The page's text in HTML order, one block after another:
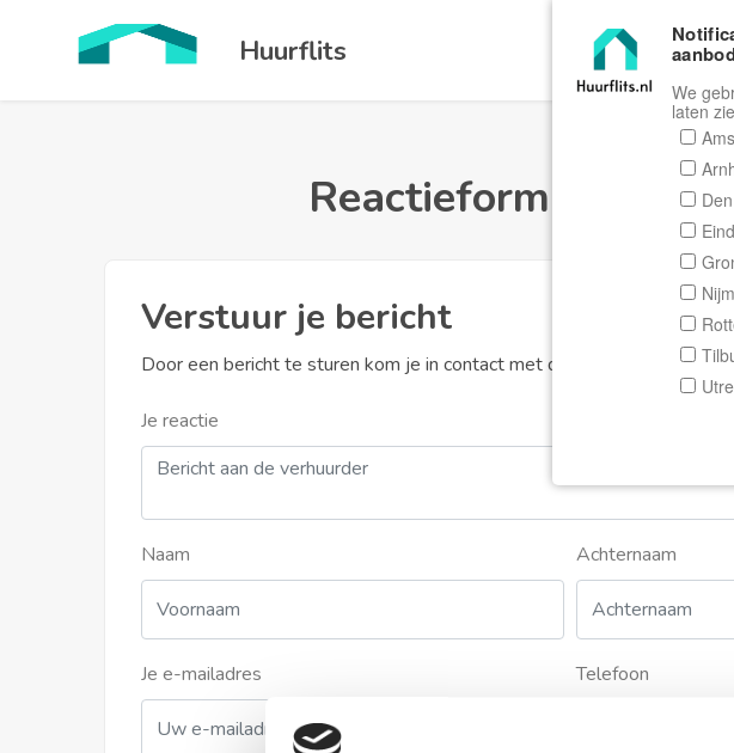
Huurflits Home
Reactieformulier
Verstuur je bericht
Door een bericht te sturen kom je in contact met de aanbieder of
Je reactie
Naam Achternaam
Je e-mailadres Telefoon
We
laten